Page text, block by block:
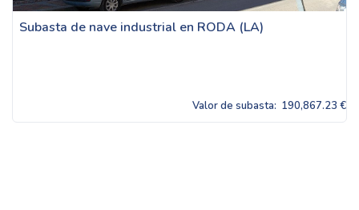
Subasta de nave industrial en RODA (LA)
Valor de subasta: 190,867.23 €